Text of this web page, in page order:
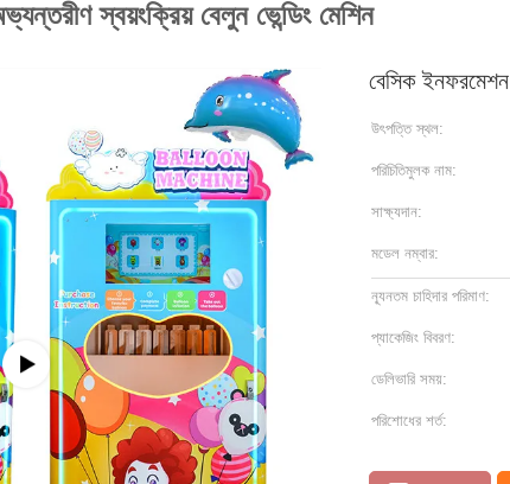
স্বয়ংক্রিয় বেলুন ভেন্ডিং মেশিন
বেসিক ইনফরমেশন
উৎপত্তি স্থল:
পরিচিতিমুলক নাম:
সাক্ষ্যদান:
মডেল নম্বার:
ন্যূনতম চাহিদার পরিমাণ:
প্যাকেজিং বিবরণ:
ডেলিভারি সময়:
পরিশোধের শর্ত: